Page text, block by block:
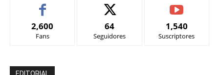
2,600
Fans
64
Seguidores
1,540
Suscriptores